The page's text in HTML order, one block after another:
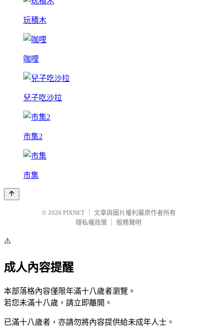
玩積木
咖哩
兒子吃沙拉
市集2
市集
© 2026 PIXNET
文章與圖片權利屬原作者所有
隱私權政策
服務聲明
⚠️
成人內容提醒
本部落格內容僅限年滿十八歲者瀏覽。
若您未滿十八歲，請立即離開。
已滿十八歲者，亦請勿將內容提供給未成年人士。